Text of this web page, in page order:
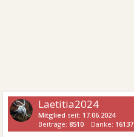
Laetitia2024
Mitglied seit: 17.06.2024
Beiträge:8510 Danke: 16137